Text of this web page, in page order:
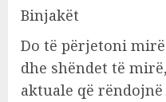
Binjakët
Do të përjetoni
dhe shëndet të
aktuale që